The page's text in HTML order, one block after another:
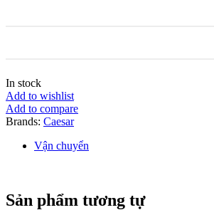
In stock
Add to wishlist
Add to compare
Brands: Caesar
Vận chuyển
Sản phẩm tương tự